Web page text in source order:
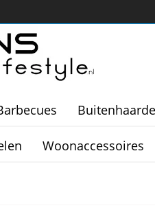
Woonaccessoires